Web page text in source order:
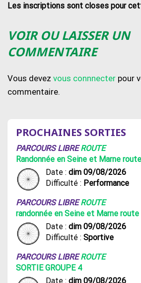
Les inscriptions sont closes pour
VOIR OU LAISSER UN
COMMENTAIRE
Vous devez vous connnecter pour
commentaire.
PROCHAINES SORTIES
PARCOURS LIBREROUTE
Randonnée en Seine et Marne
Date : dim 09/08/2026
Difficulté : Performance
PARCOURS LIBREROUTE
randonnée en Seine et Marne
Date : dim 09/08/2026
Difficulté : Sportive
PARCOURS LIBREROUTE
SORTIE GROUPE 4
Date : dim 09/08/2026